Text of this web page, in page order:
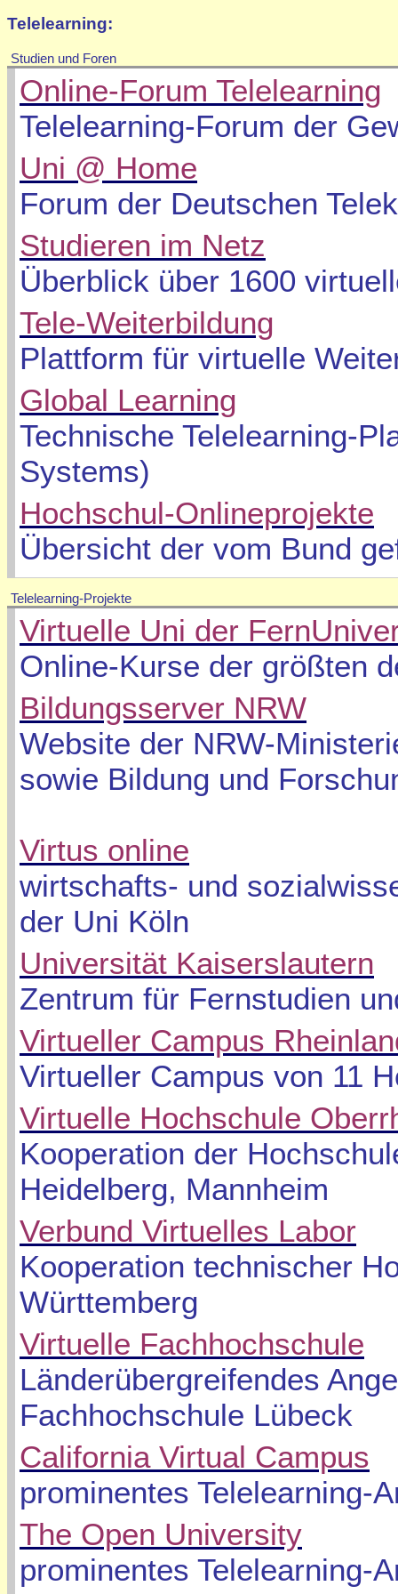
Telelearning:
Studien und Foren
Online-Forum Telelearning
Telelearning-Forum der
Uni @ Home
Forum der Deutschen
Studieren im Netz
Überblick über 1600
Tele-Weiterbildung
Plattform für virtuelle
Global Learning
Technische Telelearning-
Systems)
Hochschul-Onlineprojekte
Übersicht der vom Bund
Telelearning-Projekte
Virtuelle Uni der
Online-Kurse der größten
Bildungsserver NRW
Website der NRW-
sowie Bildung und
Virtus online
wirtschafts- und
der Uni Köln
Universität Kaiserslautern
Zentrum für Fernstudien
Virtueller Campus
Virtueller Campus von 11
Virtuelle Hochschule
Kooperation der
Heidelberg, Mannheim
Verbund Virtuelles Labor
Kooperation technischer
Württemberg
Virtuelle Fachhochschule
Länderübergreifendes
Fachhochschule Lübeck
California Virtual Campus
prominentes Telelearning-
The Open University
prominentes Telelearning-